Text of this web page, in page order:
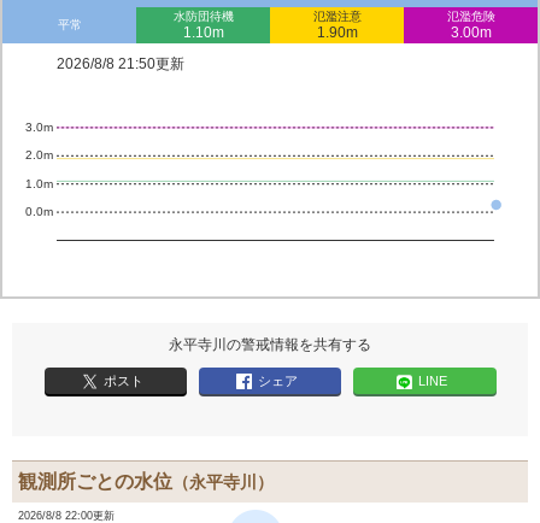
平常
水防団待機
1.10m
氾濫注意
1.90m
氾濫危険
3.00m
2026/8/8 21:50更新
0.0m
1.0m
2.0m
3.0m
永平寺川の警戒情報を共有する
ポスト シェア LINE
観測所ごとの水位 （永平寺川）
2026/8/8 22:00更新